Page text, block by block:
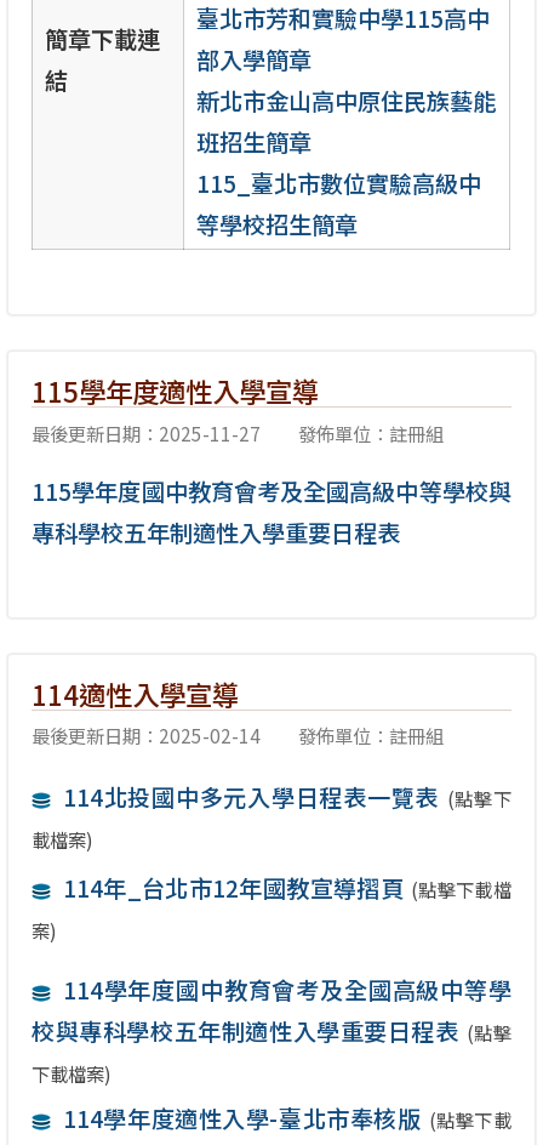
簡章下載連
結
臺北市芳和實驗中學115高中
部入學簡章
新北市金山高中原住民族藝能
班招生簡章
115_臺北市數位實驗高級中
等學校招生簡章
115學年度適性入學宣導
最後更新日期：2025-11-27 發佈單位：註冊組
115學年度國中教育會考及全國高級中等學校與
專科學校五年制適性入學重要日程表
114適性入學宣導
最後更新日期：2025-02-14 發佈單位：註冊組
114北投國中多元入學日程表一覽表 (點擊下
載檔案)
114年_台北市12年國教宣導摺頁 (點擊下載檔
案)
114學年度國中教育會考及全國高級中等學
校與專科學校五年制適性入學重要日程表 (點擊
下載檔案)
114學年度適性入學-臺北市奉核版 (點擊下載